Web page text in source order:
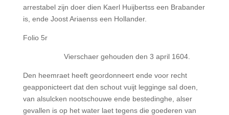
arrestabel zijn doer dien Kaerl Huijbertss een Brabander
is, ende Joost Ariaenss een Hollander.
Folio 5r
Vierschaer gehouden den 3 april 1604.
Den heemraet heeft geordonneert ende voor recht
geapponicteert dat den schout vuijt legginge sal doen,
van alsulcken nootschouwe ende bestedinghe, alser
gevallen is op het water laet tegens die goederen van